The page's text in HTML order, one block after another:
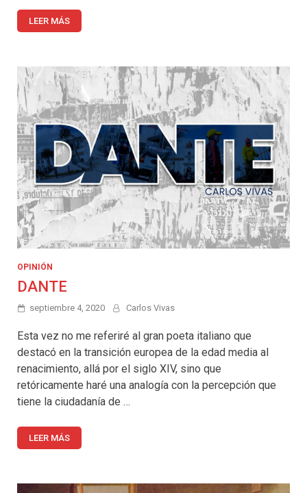
LEER MÁS
OPINIÓN
DANTE
septiembre 4, 2020 Carlos Vivas
Esta vez no me referiré al gran poeta italiano que
destacó en la transición europea de la edad media al
renacimiento, allá por el siglo XIV, sino que
retóricamente haré una analogía con la percepción que
tiene la ciudadanía de …
LEER MÁS